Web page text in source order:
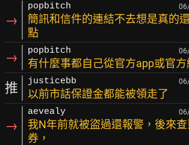
→
popbitch
簡訊和信件的連結不去想是真的
點
→ popbitch
有什麼事都自己從官方app或官
推 justicebb
以前市話保證金都能被領走了
→
aevealy
我N年前就被盜過還報警，後來
券，